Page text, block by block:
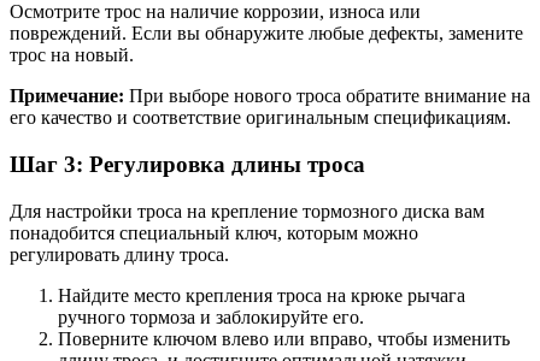
Осмотрите трос на наличие коррозии, износа или
повреждений. Если вы обнаружите любые дефекты, замените
трос на новый.
Примечание: При выборе нового троса обратите внимание на
его качество и соответствие оригинальным спецификациям.
Шаг 3: Регулировка длины троса
Для настройки троса на крепление тормозного диска вам
понадобится специальный ключ, которым можно
регулировать длину троса.
Найдите место крепления троса на крюке рычага
ручного тормоза и заблокируйте его.
Поверните ключом влево или вправо, чтобы изменить